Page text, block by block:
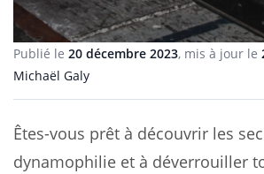
Publié le 20 décembre 2023, mis à jour le
Michaël Galy
Êtes-vous prêt à découvrir les
dynamophilie et à déverrouiller